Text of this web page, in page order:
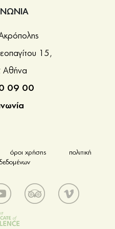
15,
Αθήνα
09 00
όροι χρήσης
πολιτική